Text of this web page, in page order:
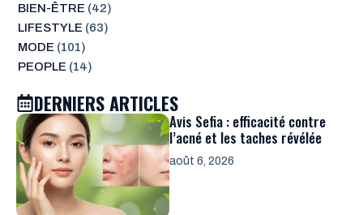
BIEN-ÊTRE (42)
LIFESTYLE (63)
MODE (101)
PEOPLE (14)
DERNIERS ARTICLES
Avis Sefia : efficacité contre
l’acné et les taches révélée
août 6, 2026